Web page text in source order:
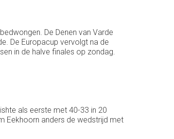
De Denen van Varde
De Europacup vervolgt na de
in de halve finales op zondag.
als eerste met 40-33 in 20
Eekhoorn anders de wedstrijd met